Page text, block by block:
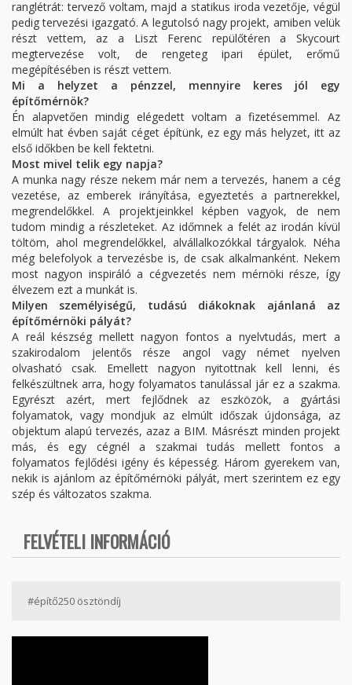
ranglétrát: tervező voltam, majd a statikus iroda vezetője, végül
pedig tervezési igazgató. A legutolsó nagy projekt, amiben velük
részt vettem, az a Liszt Ferenc repülőtéren a Skycourt
megtervezése volt, de rengeteg ipari épület, erőmű
megépítésében is részt vettem.
Mi a helyzet a pénzzel, mennyire keres jól egy
építőmérnök?
Én alapvetően mindig elégedett voltam a fizetésemmel. Az
elmúlt hat évben saját céget építünk, ez egy más helyzet, itt az
első időkben be kell fektetni.
Most mivel telik egy napja?
A munka nagy része nekem már nem a tervezés, hanem a cég
vezetése, az emberek irányítása, egyeztetés a partnerekkel,
megrendelőkkel. A projektjeinkkel képben vagyok, de nem
tudom mindig a részleteket. Az időmnek a felét az irodán kívül
töltöm, ahol megrendelőkkel, alvállalkozókkal tárgyalok. Néha
még belefolyok a tervezésbe is, de csak alkalmanként. Nekem
most nagyon inspiráló a cégvezetés nem mérnöki része, így
élvezem ezt a munkát is.
Milyen személyiségű, tudású diákoknak ajánlaná az
építőmérnöki pályát?
A reál készség mellett nagyon fontos a nyelvtudás, mert a
szakirodalom jelentős része angol vagy német nyelven
olvasható csak. Emellett nagyon nyitottnak kell lenni, és
felkészültnek arra, hogy folyamatos tanulással jár ez a szakma.
Egyrészt azért, mert fejlődnek az eszközök, a gyártási
folyamatok, vagy mondjuk az elmúlt időszak újdonsága, az
objektum alapú tervezés, azaz a BIM. Másrészt minden projekt
más, és egy cégnél a szakmai tudás mellett fontos a
folyamatos fejlődési igény és képesség. Három gyerekem van,
nekik is ajánlom az építőmérnöki pályát, mert szerintem ez egy
szép és változatos szakma.
FELVÉTELI INFORMÁCIÓ
#építő250 ösztöndíj